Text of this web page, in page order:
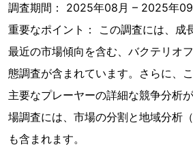
調査期間： 2025年08月 – 2025年09
重要なポイント： この調査には、成
最近の市場傾向を含む、バクテリオ
態調査が含まれています。さらに、
主要なプレーヤーの詳細な競争分析
場調査には、市場の分割と地域分析
も含まれます。